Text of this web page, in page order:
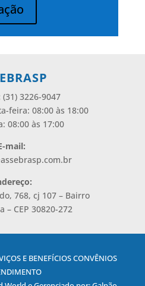
(31) 3226-9047
feira: 08:00 às 18:00
08:00 às 17:00
mail:
768, cj 107 – Bairro
– CEP 30820-272
E BENEFÍCIOS CONVÊNIOS